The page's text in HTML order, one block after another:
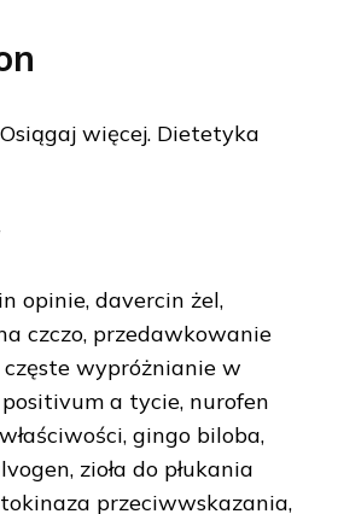
więcej. Dietetyka
opinie, davercin żel,
czczo, przedawkowanie
wypróżnianie w
a tycie, nurofen
gingo biloba,
zioła do płukania
przeciwwskazania,